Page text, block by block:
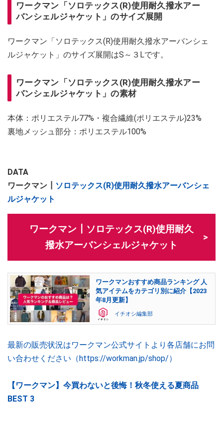
ワークマン「ソロテックス(R)使用耐久撥水アー
バンシェルジャケット」のサイズ展開
ワークマン「ソロテックス(R)使用耐久撥水アーバンシェ
ルジャケット」のサイズ展開はS～３Lです。
ワークマン「ソロテックス(R)使用耐久撥水アー
バンシェルジャケット」の素材
本体：ポリエステル77%・複合繊維(ポリエステル)23%
裏地メッシュ部分：ポリエステル100%
DATA
ワークマン┃
ソロテックス(R)使用耐久撥水アーバンシェ
ルジャケット
ワークマン┃ソロテックス(R)使用耐久
撥水アーバンシェルジャケット
ワークマンおすすめ商品ランキング 人
気アイテムをカテゴリ別に紹介【2023
年8月更新】
イチオシ編集部
最新の販売状況はワークマン公式サイトより各店舗にお問
い合わせください（https://workman.jp/shop/）
【ワークマン】今買わないと後悔！秋冬使える夏商品
BEST 3